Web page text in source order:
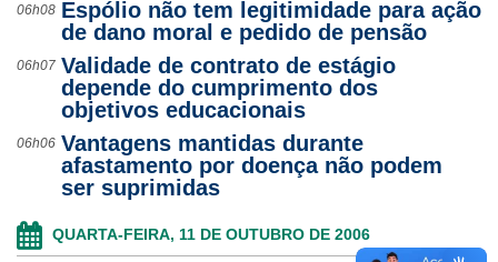
06h08 Espólio não tem legitimidade para ação
de dano moral e pedido de pensão
06h07 Validade de contrato de estágio
depende do cumprimento dos
objetivos educacionais
06h06 Vantagens mantidas durante
afastamento por doença não podem
ser suprimidas
QUARTA-FEIRA, 11 DE OUTUBRO DE 2006